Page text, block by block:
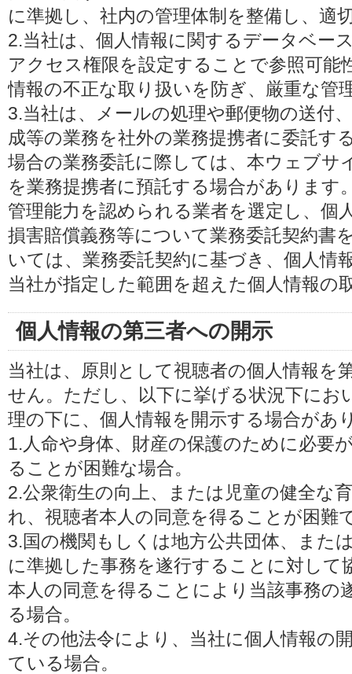
に準拠し、社内の管理体制を整備し、適
2.当社は、個人情報に関するデータベー
アクセス権限を設定することで参照可能
情報の不正な取り扱いを防ぎ、厳重な管
3.当社は、メールの処理や郵便物の送付
成等の業務を社外の業務提携者に委託す
場合の業務委託に際しては、本ウェブサ
を業務提携者に預託する場合があります
管理能力を認められる業者を選定し、個
損害賠償義務等について業務委託契約書
いては、業務委託契約に基づき、個人情
当社が指定した範囲を超えた個人情報の
個人情報の第三者への開示
当社は、原則として視聴者の個人情報を
せん。ただし、以下に挙げる状況下にお
理の下に、個人情報を開示する場合があ
1.人命や身体、財産の保護のために必要
ることが困難な場合。
2.公衆衛生の向上、または児童の健全な
れ、視聴者本人の同意を得ることが困難
3.国の機関もしくは地方公共団体、また
に準拠した事務を遂行することに対して
本人の同意を得ることにより当該事務の
る場合。
4.その他法令により、当社に個人情報の
ている場合。